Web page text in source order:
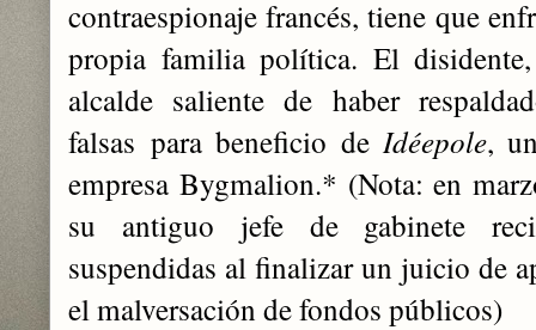
contraespionaje francés, tiene que
propia familia política. El
alcalde saliente de haber
falsaspara beneficio de Idéepole,
empresa Bygmalion.* (Nota: en
su antiguo jefe de gabinete
suspendidas al finalizar un juicio de
el malversación de fondos públicos)